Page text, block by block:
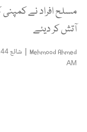
آتش کر دیئے
Mehmood Ahmed
| شائع
AM